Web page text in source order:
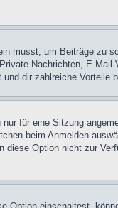
musst, um Beiträge zu
Nachrichten, E-Mail-
dir zahlreiche Vorteile
für eine Sitzung
beim Anmelden
diese Option nicht zur